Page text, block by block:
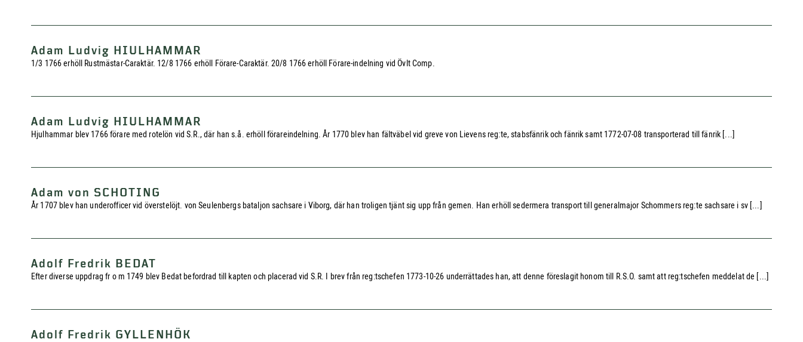
Adam Ludvig HIULHAMMAR
1/3 1766 erhöll Rustmästar-Caraktär. 12/8 1766 erhöll Förare-Caraktär. 20/8 1766 erhöll Förare-indelning vid Övlt Comp.
Adam Ludvig HIULHAMMAR
Hjulhammar blev 1766 förare med rotelön vid S.R., där han s.å. erhöll förareindelning. År 1770 blev han fältväbel vid greve von Lievens reg:te, stabsfänrik och fänrik samt 1772-07-08 transporterad till fänrik [...]
Adam von SCHOTING
År 1707 blev han underofficer vid överstelöjt. von Seulenbergs bataljon sachsare i Viborg, där han troligen tjänt sig upp från gemen. Han erhöll sedermera transport till generalmajor Schommers reg:te sachsare i sv [...]
Adolf Fredrik BEDAT
Efter diverse uppdrag fr o m 1749 blev Bedat befordrad till kapten och placerad vid S.R. I brev från reg:tschefen 1773-10-26 underrättades han, att denne föreslagit honom till R.S.O. samt att reg:tschefen meddelat de [...]
Adolf Fredrik GYLLENHÖK